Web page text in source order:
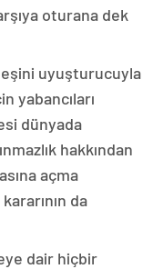
oturana dek
uyuşturucuyla
yabancıları
dünyada
hakkından
açma
da
dair hiçbir